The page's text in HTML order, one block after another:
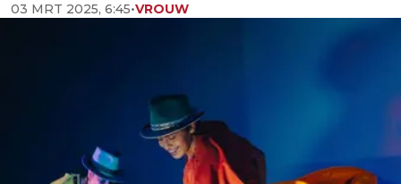
03 MRT 2025, 6:45•VROUW